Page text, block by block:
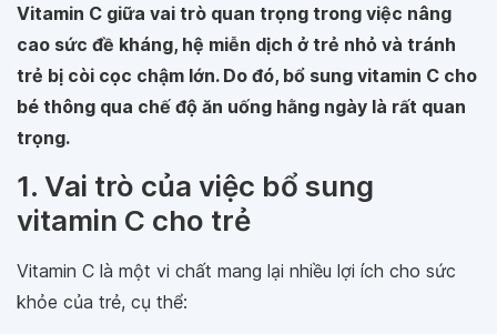
Vitamin C giữa vai trò quan trọng trong việc nâng
cao sức đề kháng, hệ miễn dịch ở trẻ nhỏ và tránh
trẻ bị còi cọc chậm lớn. Do đó, bổ sung vitamin C cho
bé thông qua chế độ ăn uống hằng ngày là rất quan
trọng.
1. Vai trò của việc bổ sung
vitamin C cho trẻ
Vitamin C là một vi chất mang lại nhiều lợi ích cho sức
khỏe của trẻ, cụ thể: